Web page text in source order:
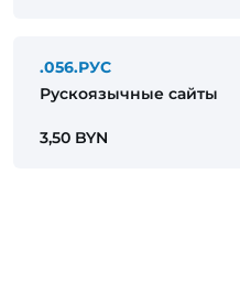
.056.РУС
Рускоязычные сайты
3,50 BYN